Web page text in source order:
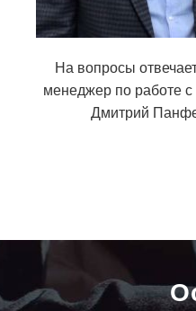
На вопросы
менеджер по работе с
Дмитрий